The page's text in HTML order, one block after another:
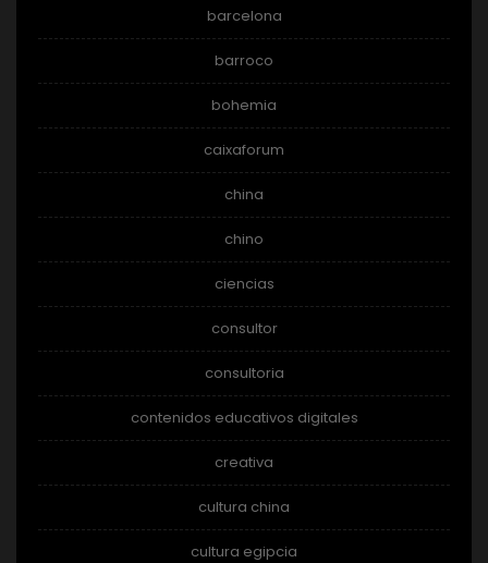
barcelona
barroco
bohemia
caixaforum
china
chino
ciencias
consultor
consultoria
contenidos educativos digitales
creativa
cultura china
cultura egipcia